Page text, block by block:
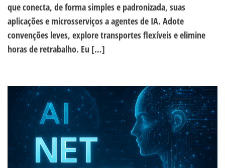
que conecta, de forma simples e padronizada, suas
aplicações e microsserviços a agentes de IA. Adote
convenções leves, explore transportes flexíveis e elimine
horas de retrabalho. Eu […]